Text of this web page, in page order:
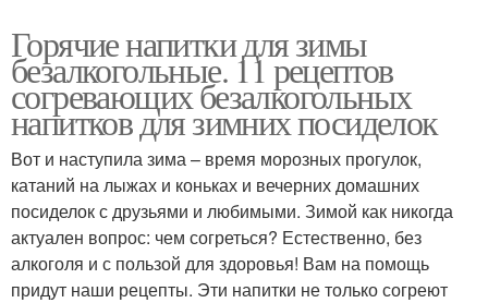
Горячие напитки для зимы
безалкогольные. 11 рецептов
согревающих безалкогольных
напитков для зимних посиделок
Вот и наступила зима – время морозных прогулок,
катаний на лыжах и коньках и вечерних домашних
посиделок с друзьями и любимыми. Зимой как никогда
актуален вопрос: чем согреться? Естественно, без
алкоголя и с пользой для здоровья! Вам на помощь
придут наши рецепты. Эти напитки не только согреют